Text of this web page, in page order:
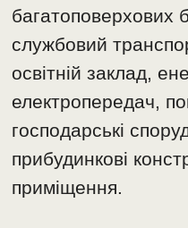
багатоповерхових
службовий
освітній заклад,
електропередач,
господарські
прибудинкові
приміщення.